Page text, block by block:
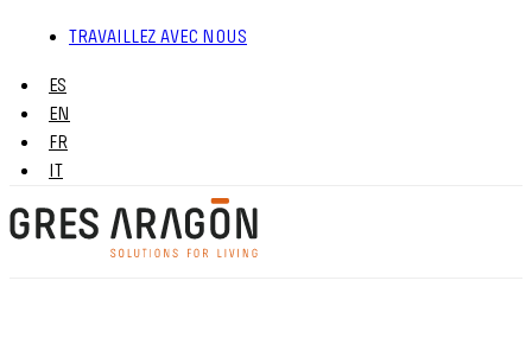
TRAVAILLEZ AVEC NOUS
ES
EN
FR
IT